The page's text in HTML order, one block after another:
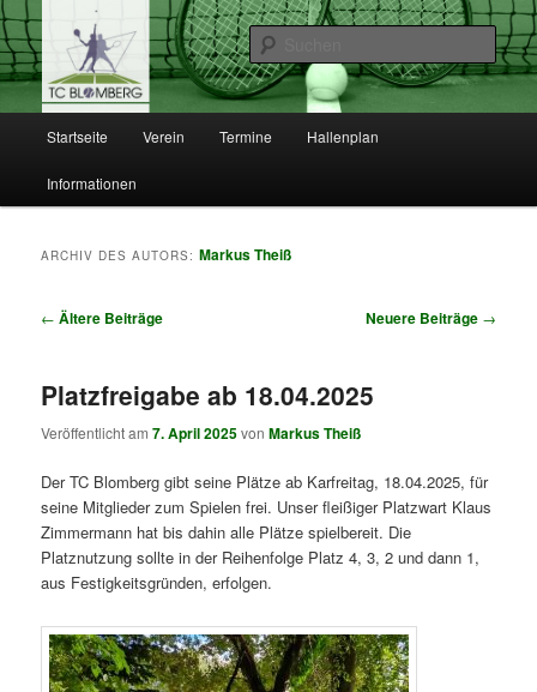
TC Blomberg e.V.
Zum
Inhalt
Zum
sekundären
Startseite Verein Termine Hallenplan
Informationen
ARCHIV DES AUTORS: Markus Theiß
Artikelnavigation
← Ältere Beiträge Neuere Beiträge →
Platzfreigabe ab 18.04.2025
Veröffentlicht am7. April 2025vonMarkus Theiß
Der TC Blomberg gibt seine Plätze ab Karfreitag, 18.04.2025, für
seine Mitglieder zum Spielen frei. Unser fleißiger Platzwart Klaus
Zimmermann hat bis dahin alle Plätze spielbereit. Die
Platznutzung sollte in der Reihenfolge Platz 4, 3, 2 und dann 1,
aus Festigkeitsgründen, erfolgen.